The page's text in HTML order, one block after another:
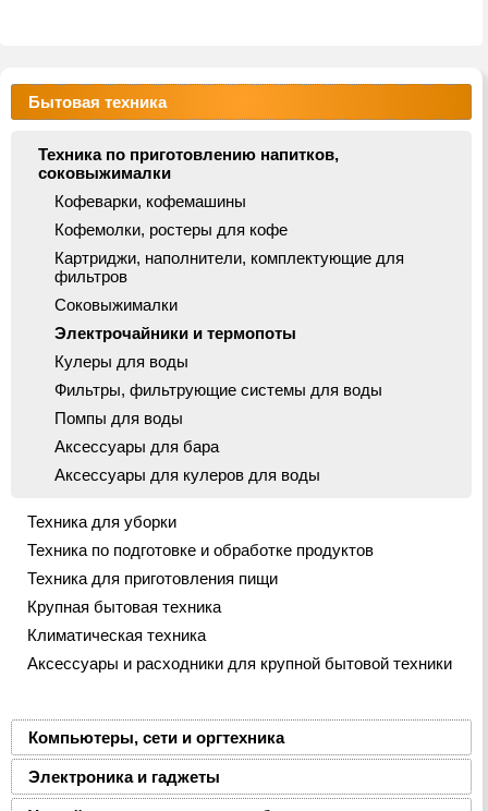
Бытовая техника
Техника по приготовлению напитков,
соковыжималки
Кофеварки, кофемашины
Кофемолки, ростеры для кофе
Картриджи, наполнители, комплектующие для
фильтров
Соковыжималки
Электрочайники и термопоты
Кулеры для воды
Фильтры, фильтрующие системы для воды
Помпы для воды
Аксессуары для бара
Аксессуары для кулеров для воды
Техника для уборки
Техника по подготовке и обработке продуктов
Техника для приготовления пищи
Крупная бытовая техника
Климатическая техника
Аксессуары и расходники для крупной бытовой техники
Компьютеры, сети и оргтехника
Электроника и гаджеты